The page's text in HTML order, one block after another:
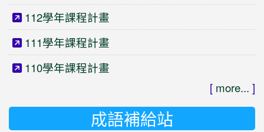
112學年課程計畫
111學年課程計畫
110學年課程計畫
[ more... ]
成語補給站